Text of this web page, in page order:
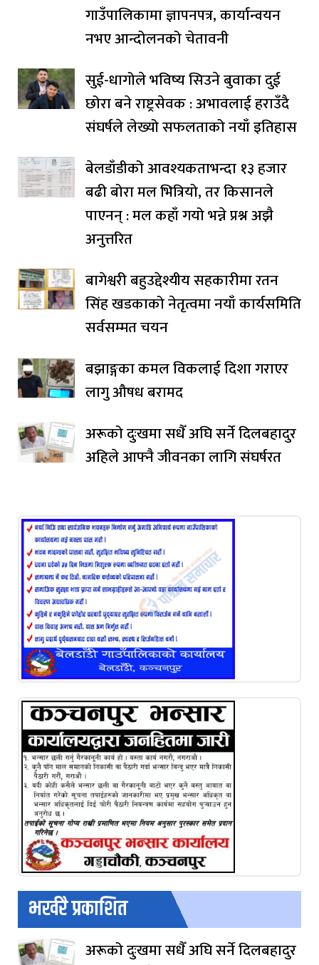
गाउँपालिकामा ज्ञापनपत्र, कार्यान्वयन
नभए आन्दोलनको चेतावनी
सुई-धागोले भविष्य सिउने बुवाका दुई
छोरा बने राष्ट्रसेवक : अभावलाई हराउँदै
संघर्षले लेख्यो सफलताको नयाँ इतिहास
बेलडाँडीको आवश्यकताभन्दा १३ हजार
बढी बोरा मल भित्रियो, तर किसानले
पाएनन् : मल कहाँ गयो भन्ने प्रश्न अझै
अनुत्तरित
बागेश्वरी बहुउद्देश्यीय सहकारीमा रतन
सिंह खडकाको नेतृत्वमा नयाँ कार्यसमिति
सर्वसम्मत चयन
बझाङ्गका कमल विकलाई दिशा गराएर
लागु औषध बरामद
अरूको दुःखमा सधैँ अघि सर्ने दिलबहादुर
अहिले आफ्नै जीवनका लागि संघर्षरत
भर्खरै प्रकाशित
अरूको दुःखमा सधैँ अघि सर्ने दिलबहादुर